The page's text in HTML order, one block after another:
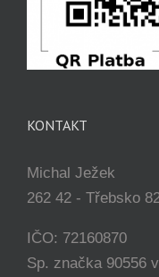
KONTAKT
Michal Ježek
262 42 - Třebsko
IČO: 72160870
Sp. značka 90556